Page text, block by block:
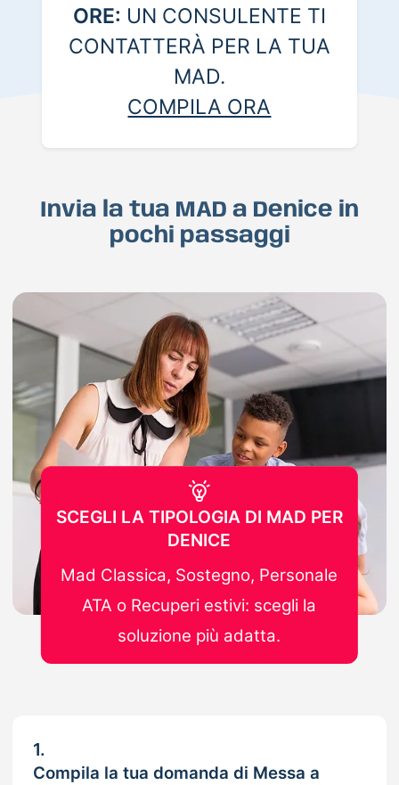
ORE: UN CONSULENTE TI
CONTATTERÀ PER LA TUA
MAD.
COMPILA ORA
Invia la tua MAD a Denice in
pochi passaggi
1.
Compila la tua domanda di Messa a
SCEGLI LA TIPOLOGIA DI MAD PER
DENICE
Mad Classica, Sostegno, Personale
ATA o Recuperi estivi: scegli la
soluzione più adatta.